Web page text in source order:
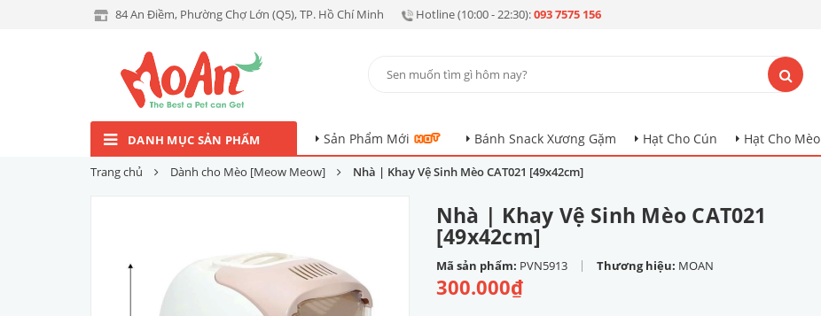
84 An Điềm, Phường Chợ Lớn (Q5), TP. Hồ Chí Minh Hotline (10:00 - 22:30):093 7575 156
DANH MỤC SẢN PHẨM Sản Phẩm Mới Bánh Snack Xương Gặm Hạt Cho Cún Hạt Cho Mèo
Trang chủ Dành cho Mèo [Meow Meow] Nhà | Khay Vệ Sinh Mèo CAT021 [49x42cm]
Nhà | Khay Vệ Sinh Mèo CAT021
[49x42cm]
Mã sản phẩm: PVN5913 | Thương hiệu: MOAN
300.000₫